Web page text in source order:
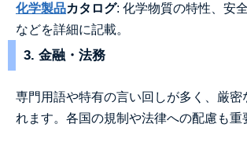
化学製品カタログ: 化学物質の特性、安
などを詳細に記載。
3. 金融・法務
専門用語や特有の言い回しが多く、厳密
れます。各国の規制や法律への配慮も重